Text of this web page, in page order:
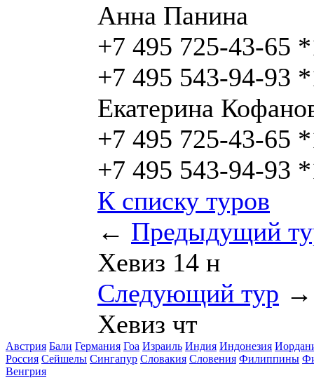
Анна Панина
+7 495 725-43-65
+7 495 543-94-93
Екатерина
+7 495 725-43-65
+7 495 543-94-93
К списку туров
← Предыдущий
Хевиз 14 н
Следующий тур →
Хевиз чт
Австрия Бали Германия Гоа Израиль Индия Индонезия
Россия Сейшелы Сингапур Словакия Словения Филиппины
Венгрия